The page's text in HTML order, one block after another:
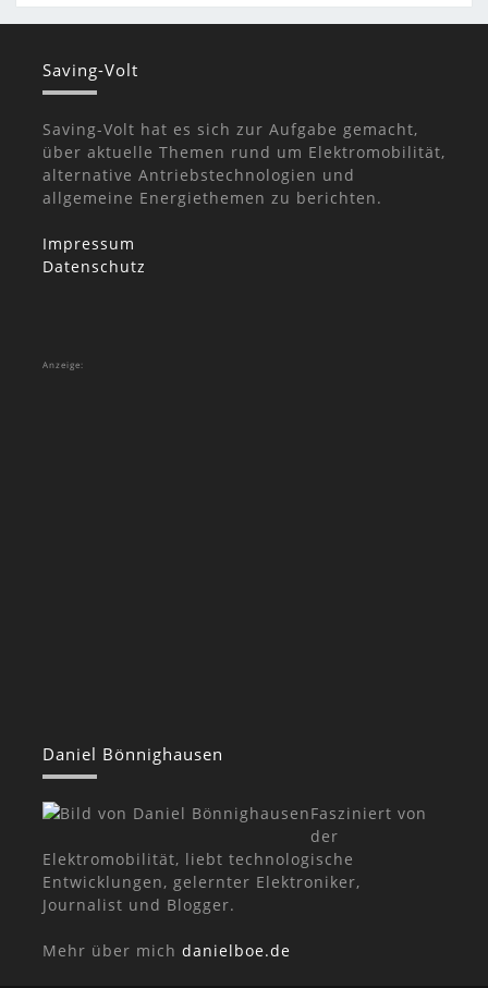
Saving-Volt
Saving-Volt hat es sich zur Aufgabe gemacht,
über aktuelle Themen rund um Elektromobilität,
alternative Antriebstechnologien und
allgemeine Energiethemen zu berichten.
Impressum
Datenschutz
Anzeige:
Daniel Bönnighausen
Fasziniert von
der
Elektromobilität, liebt technologische
Entwicklungen, gelernter Elektroniker,
Journalist und Blogger.
Mehr über mich danielboe.de